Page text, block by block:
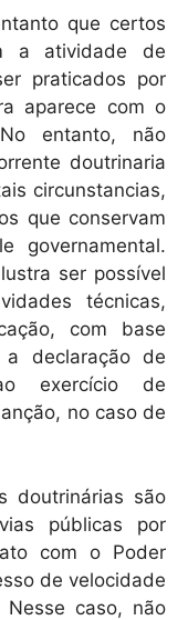
que certos
a atividade de
praticados por
aparece com o
entanto, não
doutrinaria
circunstancias,
que conservam
governamental.
ser possível
técnicas,
com base
declaração de
exercício de
no caso de
doutrinárias são
públicas por
com o Poder
de velocidade
Nesse caso, não